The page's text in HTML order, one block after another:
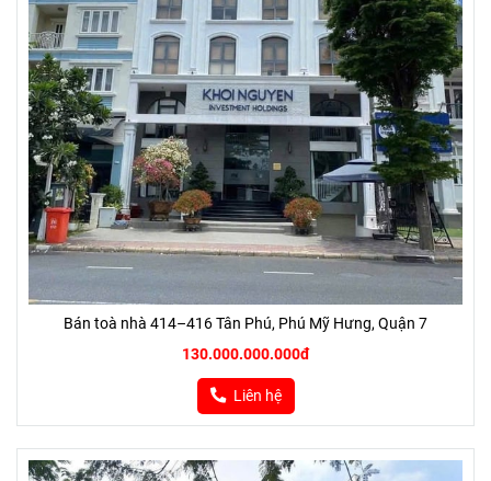
Bán toà nhà 414–416 Tân Phú, Phú Mỹ Hưng, Quận 7
130.000.000.000đ
Liên hệ